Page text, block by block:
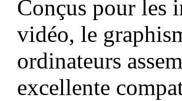
Conçus pour les
vidéo, le
ordinateurs
excellente